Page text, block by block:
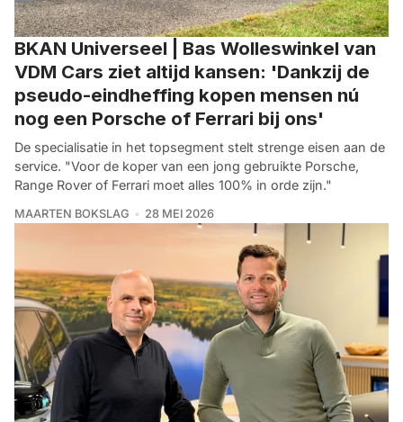
BKAN Universeel | Bas Wolleswinkel van
VDM Cars ziet altijd kansen: 'Dankzij de
pseudo-eindheffing kopen mensen nú
nog een Porsche of Ferrari bij ons'
De specialisatie in het topsegment stelt strenge eisen aan de
service. "Voor de koper van een jong gebruikte Porsche,
Range Rover of Ferrari moet alles 100% in orde zijn."
MAARTEN BOKSLAG 28 MEI 2026